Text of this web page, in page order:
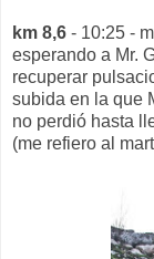
km 8,6 - 10:25 -
esperando a Mr.
recuperar
subida en la que
no perdió hasta
(me refiero al